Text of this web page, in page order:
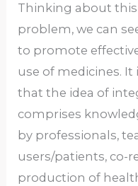
Thinking about
problem, we can
to promote
use of medicines.
that the idea of
comprises
by professionals,
users/patients, co-
production of